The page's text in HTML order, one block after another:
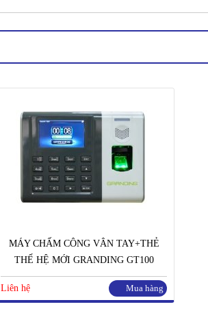
MÁY CHẤM CÔNG VÂN TAY+THẺ
THẾ HỆ MỚI GRANDING GT100
Liên hệ Mua hàng